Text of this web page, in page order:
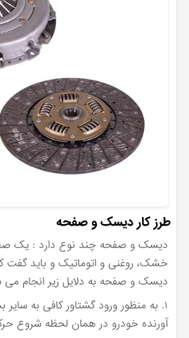
طرز کار دیسک و صفحه
دیسک و صفحه چند نوع دارد : یک
خشک، روغنی و اتوماتیک و باید گفت
دیسک و صفحه به دلایل زیر انجام
۱. به منظور ورود گشتاور کافی به
آورنده خودرو در همان لحظه شروع